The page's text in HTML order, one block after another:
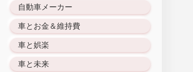
自動車メーカー
車とお金＆維持費
車と娯楽
車と未来